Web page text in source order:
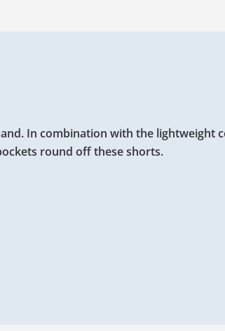
In combination with the lightweight
round off these shorts.